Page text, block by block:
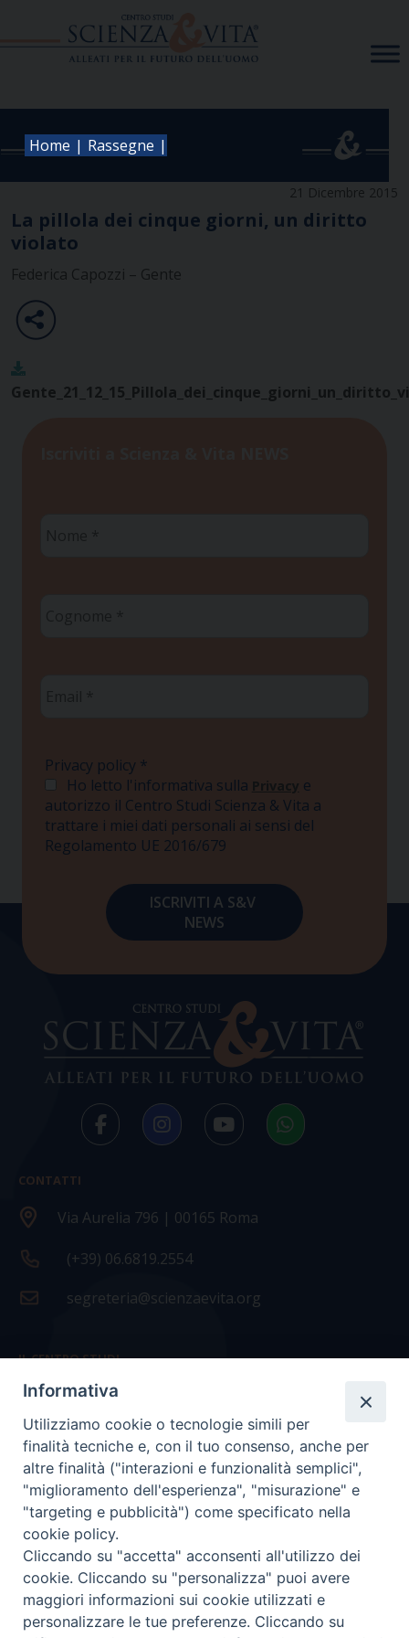
Home | Rassegne |
21 Dicembre 2015
La pillola dei cinque giorni, un diritto
violato
Federica Capozzi – Gente
Privacy policy *
Ho letto l'informativa sulla Privacy e
autorizzo il Centro Studi Scienza & Vita a
trattare i miei dati personali ai sensi del
Regolamento UE 2016/679
CONTATTI
Via Aurelia 796 | 00165 Roma
(+39) 06.6819.2554
segreteria@scienzaevita.org
IL CENTRO STUDI
La nostra storia
Statuto
Presidenza e ufficio presidenza
Consiglio scientifico
Coordinamento nazionale
Informativa
Utilizziamo cookie o tecnologie simili per
finalità tecniche e, con il tuo consenso, anche per
altre finalità ("interazioni e funzionalità semplici",
"miglioramento dell'esperienza", "misurazione" e
"targeting e pubblicità") come specificato nella
cookie policy.
Cliccando su "accetta" acconsenti all'utilizzo dei
cookie. Cliccando su "personalizza" puoi avere
maggiori informazioni sui cookie utilizzati e
personalizzare le tue preferenze. Cliccando su